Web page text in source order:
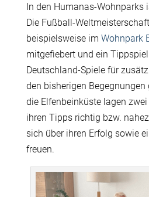
In den Humanas-Wohnparks
Die Fußball-
beispielsweise im Wohnpark
mitgefiebert und ein
Deutschland-Spiele für
den bisherigen Begegnungen
die Elfenbeinküste lagen
ihren Tipps richtig bzw.
sich über ihren Erfolg sowie
freuen.